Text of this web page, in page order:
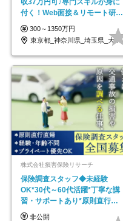
収37万円可♪専門スキルが身に
付く！Web面接＆リモート研修
も充実♪/a
300～1350万円
東京都_神奈川県_埼玉県_大阪府_愛知県…
株式会社損害保険リサーチ
保険調査スタッフ◆未経験
OK*30代～60代活躍*丁寧な講
習・サポートあり*原則直行直
帰／全国募集・業務委託
非公開